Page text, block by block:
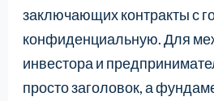
заключающих контракты с
конфиденциальную. Для
инвестора и
просто заголовок, а